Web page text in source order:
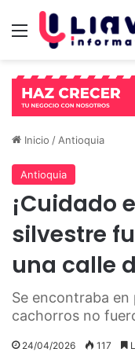
Menú
Inicio / Antioquia
Antioquia
¡Cuidado
silvestre
una calle
Se encontraba
cachorros no
24/04/2026 117